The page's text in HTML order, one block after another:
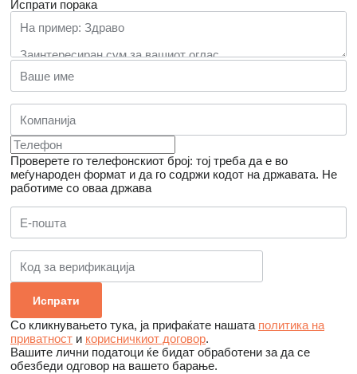
Испрати порака
Проверете го телефонскиот број: тој треба да е во
меѓународен формат и да го содржи кодот на државата. Не
работиме со оваа држава
Со кликнувањето тука, ја прифаќате нашата политика на
приватност и корисничкиот договор.
Вашите лични податоци ќе бидат обработени за да се
обезбеди одговор на вашето барање.